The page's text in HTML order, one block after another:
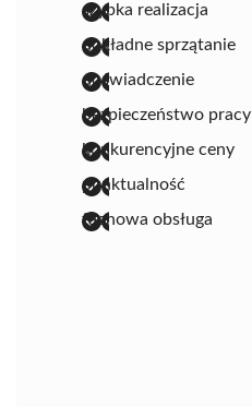
szybka realizacja
dokładne sprzątanie
doświadczenie
bezpieczeństwo pracy
konkurencyjne ceny
punktualność
fachowa obsługa